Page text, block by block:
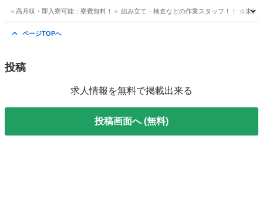
＜高月収・即入寮可能：寮費無料！＞ 組み立て・検査などの作業スタッフ！！
ページTOPへ
投稿
求人情報を無料で掲載出来る
投稿画面へ (無料)